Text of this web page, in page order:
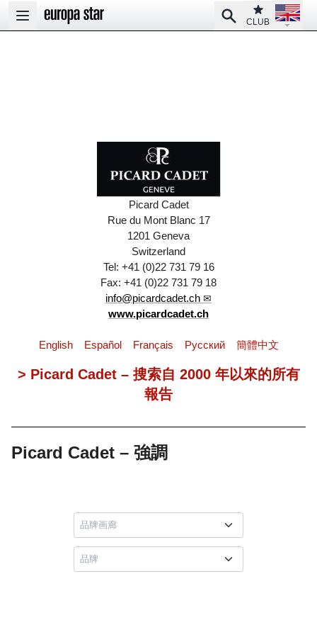
Open main menu
SearchClub
CLUB
Open
Picard Cadet
Rue du Mont Blanc 17
1201 Geneva
Switzerland
Tel: +41 (0)22 731 79 16
Fax: +41 (0)22 731 79 18
info@picardcadet.ch
www.picardcadet.ch
English Español Français Pусский 簡體中文
> Picard Cadet – 搜索自 2000 年以來的所有
報告
Picard Cadet – 強調